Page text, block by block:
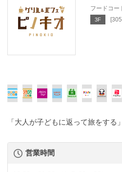
フードコー
3F
「大人が子どもに返って旅をする
営業時間